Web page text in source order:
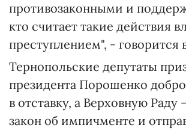
противозаконными и
кто считает такие действия
преступлением", - говорится
Тернопольские депутаты
президента Порошенко
в отставку, а Верховную Раду
закон об импичменте и